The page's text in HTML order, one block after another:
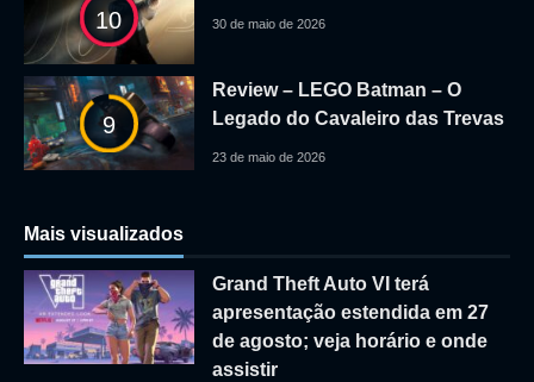
10 30 de maio de 2026
9
Review – LEGO Batman – O
Legado do Cavaleiro das Trevas
23 de maio de 2026
Mais visualizados
Grand Theft Auto VI terá
apresentação estendida em 27
de agosto; veja horário e onde
assistir